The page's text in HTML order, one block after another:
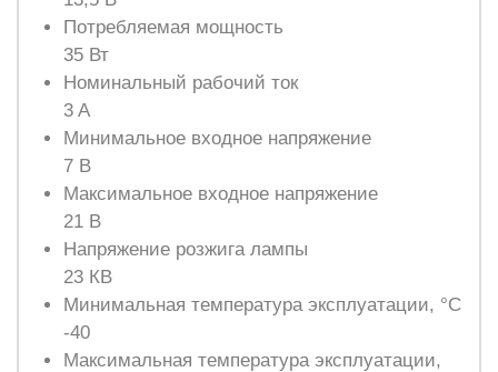
Потребляемая мощность
35 Вт
Номинальный рабочий ток
3 A
Минимальное входное напряжение
7 В
Максимальное входное напряжение
21 В
Напряжение розжига лампы
23 КВ
Минимальная температура эксплуатации, °С
-40
Максимальная температура эксплуатации,